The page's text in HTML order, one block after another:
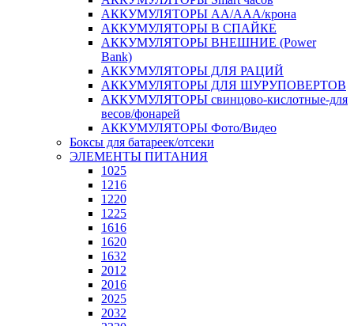
АККУМУЛЯТОРЫ АА/ААА/крона
АККУМУЛЯТОРЫ В СПАЙКЕ
АККУМУЛЯТОРЫ ВНЕШНИЕ (Power
Bank)
АККУМУЛЯТОРЫ ДЛЯ РАЦИЙ
АККУМУЛЯТОРЫ ДЛЯ ШУРУПОВЕРТОВ
АККУМУЛЯТОРЫ свинцово-кислотные-для
весов/фонарей
АККУМУЛЯТОРЫ Фото/Видео
Боксы для батареек/отсеки
ЭЛЕМЕНТЫ ПИТАНИЯ
1025
1216
1220
1225
1616
1620
1632
2012
2016
2025
2032